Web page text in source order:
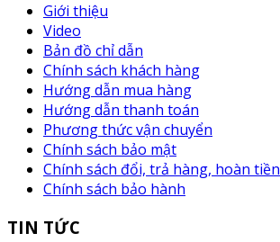
Giới thiệu
Video
Bản đồ chỉ dẫn
Chính sách khách hàng
Hướng dẫn mua hàng
Hướng dẫn thanh toán
Phương thức vận chuyển
Chính sách bảo mật
Chính sách đổi, trả hàng, hoàn tiền
Chính sách bảo hành
TIN TỨC